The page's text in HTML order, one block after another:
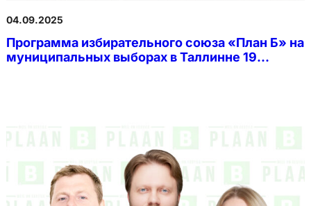
04.09.2025
Программа избирательного союза «План Б» на
муниципальных выборах в Таллинне 19